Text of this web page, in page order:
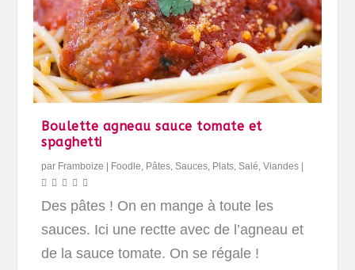
Boulette agneau sauce tomate et
spaghetti
par Framboize | Foodle Pâtes, Sauces Plats ,Salé ,Viandes |
Des pâtes ! On en mange à toute les
sauces. Ici une rectte avec de l’agneau et
de la sauce tomate. On se régale !